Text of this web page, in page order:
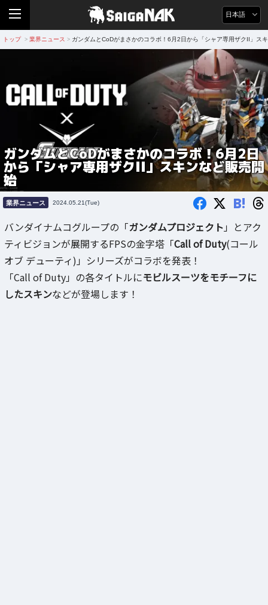
日本語
トップ > 業界ニュース > ガンダムとCoDがまさかのコラボ！6月2日から「シャア専用ザクII」ス
ガンダムとCoDがまさかのコラボ！6月2日
から「シャア専用ザクII」スキンなど販売開
始
業界ニュース 2024.05.21(Tue) B!
バンダイナムコグループの「ガンダムプロジェクト 」とアク
ティビジョンが展開するFPSの金字塔「Call of Duty(コール
オブ デューティ)」シリーズがコラボを発表！
「Call of Duty」の各タイトルにモビルスーツをモチーフに
したスキンなどが登場します！